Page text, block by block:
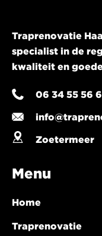
Traprenovatie
specialist in de
kwaliteit en
06 34 55 56
Zoetermeer
Menu
Home
Traprenovatie